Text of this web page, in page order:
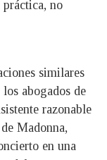
práctica, no
similares
abogados de
razonable
Madonna,
en una